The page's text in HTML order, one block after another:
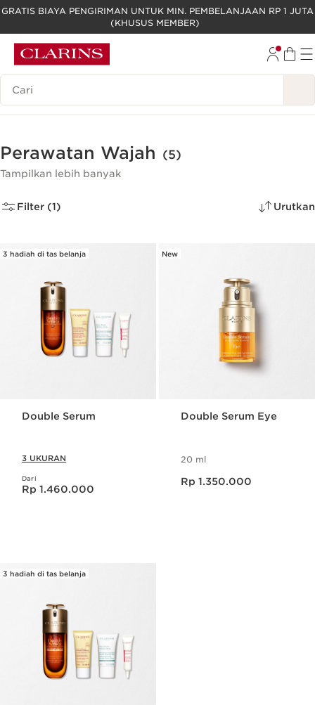
LEWATI KE KONTEN
GO TO FOOTER
GRATIS BIAYA PENGIRIMAN UNTUK MIN. PEMBELANJAAN RP 1 JUTA
(KHUSUS MEMBER)
Legenda Pencarian
Perawatan Wajah (5)
Tampilkan lebih banyak
Filter (1) Urutkan
3 hadiah di tas belanja
Double Serum
3 UKURAN
Dari
Harga sekarang Rp 1.460.000
Rp 1.460.000
New
Double Serum Eye
20 ml
Rp 1.350.000
3 hadiah di tas belanja